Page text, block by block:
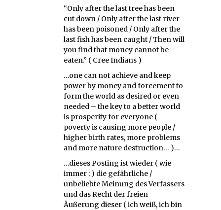
“Only after the last tree has been
cut down / Only after the last river
has been poisoned / Only after the
last fish has been caught / Then will
you find that money cannot be
eaten.” ( Cree Indians )
…one can not achieve and keep
power by money and forcement to
form the world as desired or even
needed – the key to a better world
is prosperity for everyone (
poverty is causing more people /
higher birth rates, more problems
and more nature destruction… )…
…dieses Posting ist wieder ( wie
immer ; ) die gefährliche /
unbeliebte Meinung des Verfassers
und das Recht der freien
Äußerung dieser ( ich weiß, ich bin